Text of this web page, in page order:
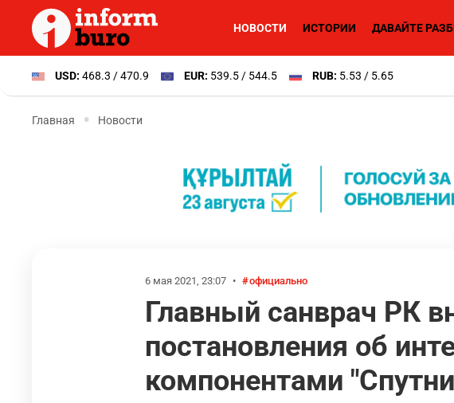
НОВОСТИ ИСТОРИИ ДАВАЙТЕ
USD: 468.3 / 470.9 EUR: 539.5 / 544.5 RUB: 5.53 / 5.65
Главная Новости
6 мая 2021, 23:07 • официально
Главный санврач РК
постановления об
компонентами